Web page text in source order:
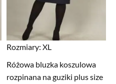
Rozmiary: XL
Różowa bluzka koszulowa
rozpinana na guziki plus size